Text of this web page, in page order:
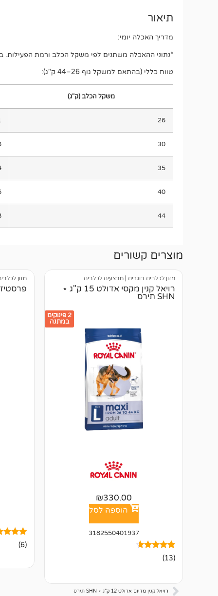
תיאור
מדריך האכלה יומי:
*נתוני ההאכלה משתנים לפי משקל הכלב ורמת הפעילות.
טווח כללי (בהתאם למשקל גוף 26–44 ק"ג):
משקל הכלב (ק"ג)
26
30
35
40
44
מוצרים קשורים
מזון לכלבים בוגרים | מבצעים לכלבים
רויאל קנין מקסי אדולט 15 ק"ג ⋆
SHN תירס
2 פינוקים
במתנה
₪330.00
הוספה לסל
3182550401937
מדורגים
4.46
13
דירוגים של
לקוחות
(13)
מזון
פרסטיז'
מדורגים
4.83
6(6)
רויאל קנין מדיום אדולט 12 ק"ג ⋆ SHN תירס